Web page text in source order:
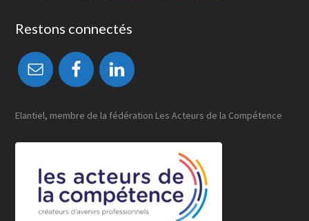
Restons connectés
Elantiel, membre de la fédération Les Acteurs de la Compétence